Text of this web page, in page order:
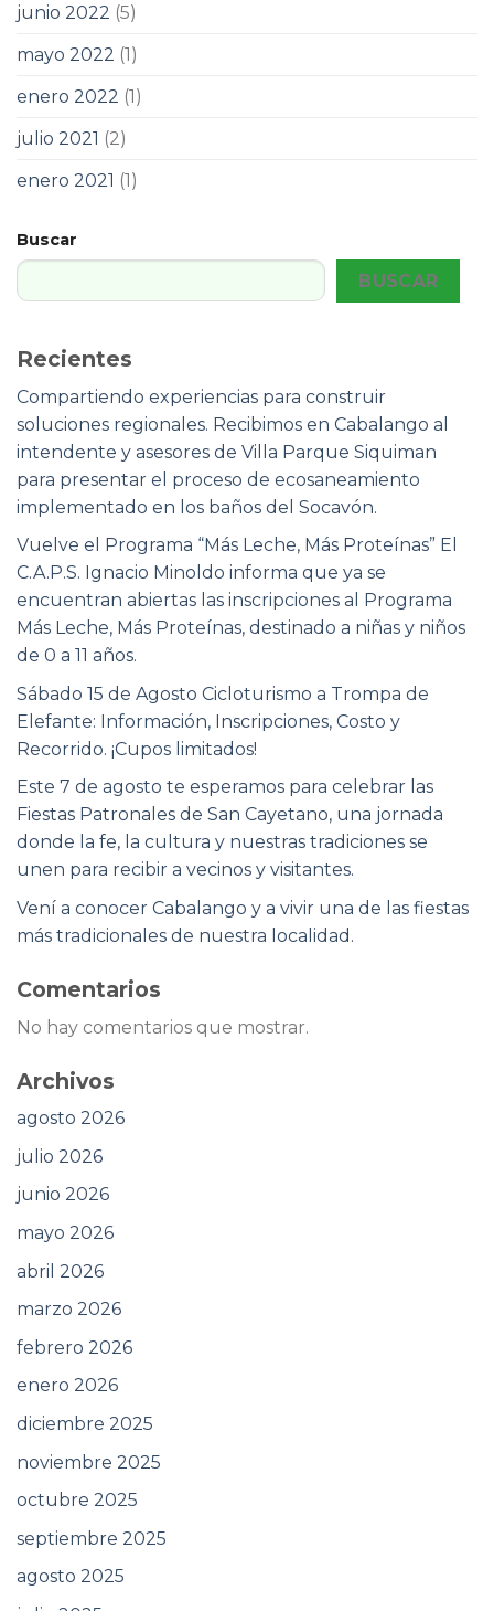
junio 2022 (5)
mayo 2022 (1)
enero 2022 (1)
julio 2021 (2)
enero 2021 (1)
Buscar
BUSCAR
Recientes
Compartiendo experiencias para construir
soluciones regionales. Recibimos en Cabalango al
intendente y asesores de Villa Parque Siquiman
para presentar el proceso de ecosaneamiento
implementado en los baños del Socavón.
Vuelve el Programa “Más Leche, Más Proteínas” El
C.A.P.S. Ignacio Minoldo informa que ya se
encuentran abiertas las inscripciones al Programa
Más Leche, Más Proteínas, destinado a niñas y niños
de 0 a 11 años.
Sábado 15 de Agosto Cicloturismo a Trompa de
Elefante: Información, Inscripciones, Costo y
Recorrido. ¡Cupos limitados!
Este 7 de agosto te esperamos para celebrar las
Fiestas Patronales de San Cayetano, una jornada
donde la fe, la cultura y nuestras tradiciones se
unen para recibir a vecinos y visitantes.
Vení a conocer Cabalango y a vivir una de las fiestas
más tradicionales de nuestra localidad.
Comentarios
No hay comentarios que mostrar.
Archivos
agosto 2026
julio 2026
junio 2026
mayo 2026
abril 2026
marzo 2026
febrero 2026
enero 2026
diciembre 2025
noviembre 2025
octubre 2025
septiembre 2025
agosto 2025